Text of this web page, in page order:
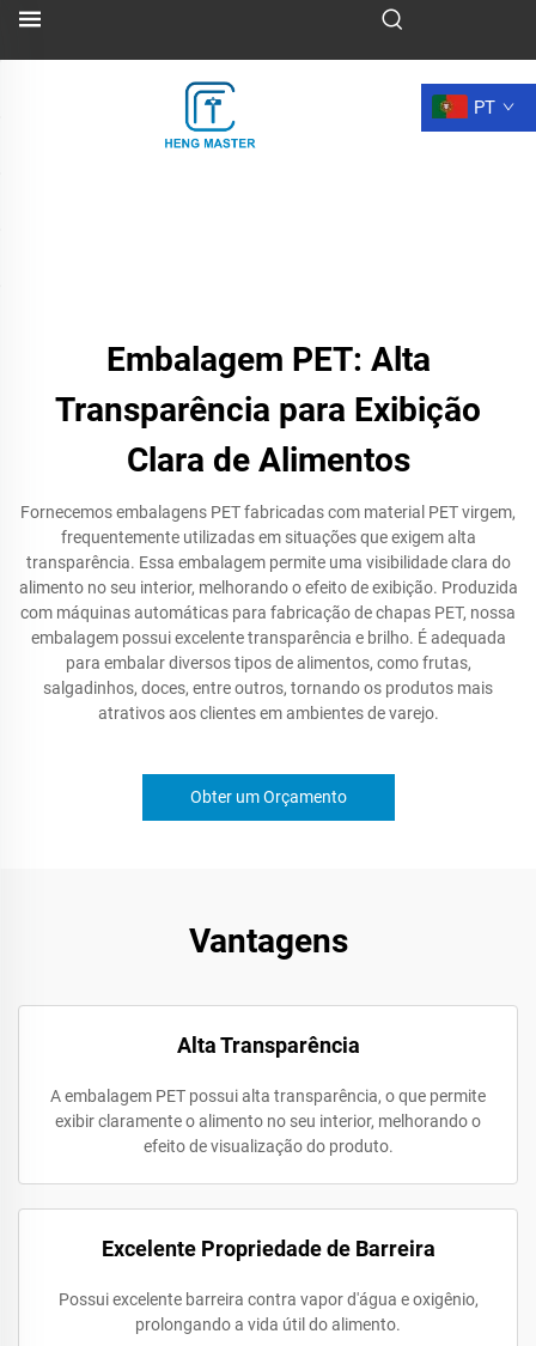
PT
Embalagem PET: Alta
Transparência para Exibição
Clara de Alimentos
Fornecemos embalagens PET fabricadas com material PET virgem,
frequentemente utilizadas em situações que exigem alta
transparência. Essa embalagem permite uma visibilidade clara do
alimento no seu interior, melhorando o efeito de exibição. Produzida
com máquinas automáticas para fabricação de chapas PET, nossa
embalagem possui excelente transparência e brilho. É adequada
para embalar diversos tipos de alimentos, como frutas,
salgadinhos, doces, entre outros, tornando os produtos mais
atrativos aos clientes em ambientes de varejo.
Obter um Orçamento
Vantagens
Alta Transparência
A embalagem PET possui alta transparência, o que permite
exibir claramente o alimento no seu interior, melhorando o
efeito de visualização do produto.
Excelente Propriedade de Barreira
Possui excelente barreira contra vapor d'água e oxigênio,
prolongando a vida útil do alimento.